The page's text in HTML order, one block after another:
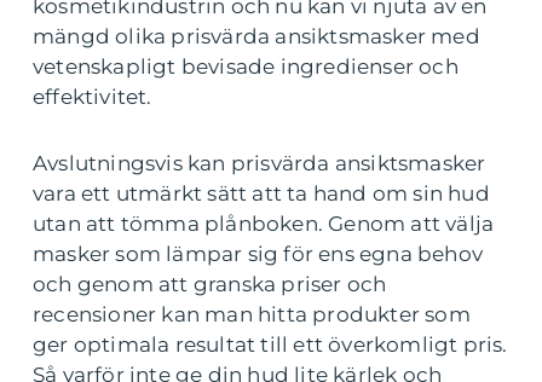
kosmetikindustrin och nu kan vi njuta av en
mängd olika prisvärda ansiktsmasker med
vetenskapligt bevisade ingredienser och
effektivitet.
Avslutningsvis kan prisvärda ansiktsmasker
vara ett utmärkt sätt att ta hand om sin hud
utan att tömma plånboken. Genom att välja
masker som lämpar sig för ens egna behov
och genom att granska priser och
recensioner kan man hitta produkter som
ger optimala resultat till ett överkomligt pris.
Så varför inte ge din hud lite kärlek och